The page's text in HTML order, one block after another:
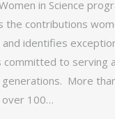
in Science
the contributions
and identifies
committed to serving
More
over 100…